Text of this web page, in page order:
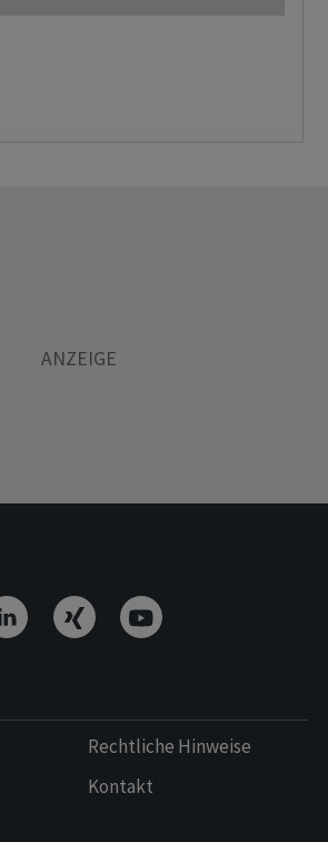
Rechtliche Hinweise
Kontakt